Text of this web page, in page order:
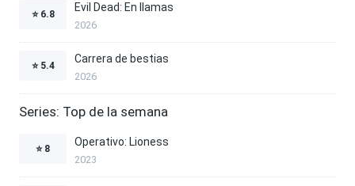
⭐ 6.8
Evil Dead: En llamas
2026
⭐ 5.4
Carrera de bestias
2026
Series: Top de la semana
⭐ 8
Operativo: Lioness
2023